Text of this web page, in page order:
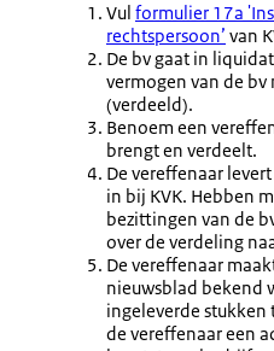
Vul formulier 17a
rechtspersoon’ van
De bv gaat in
vermogen van de
(verdeeld).
Benoem een
brengt en verdeelt.
De vereffenaar
in bij KVK. Hebben
bezittingen van de
over de verdeling
De vereffenaar
nieuwsblad bekend
ingeleverde
de vereffenaar een